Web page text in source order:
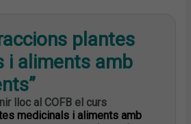
plantes
i aliments amb
lloc al COFB el curs
medicinals i aliments amb